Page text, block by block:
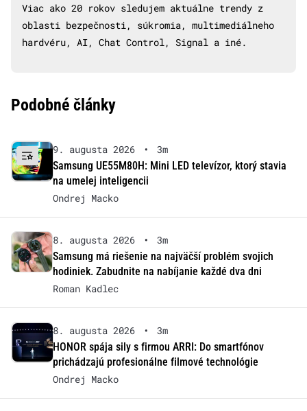
Viac ako 20 rokov sledujem aktuálne trendy z
oblasti bezpečnosti, súkromia, multimediálneho
hardvéru, AI, Chat Control, Signal a iné.
Podobné články
9. augusta 2026 •
3m
Samsung UE55M80H: Mini LED televízor, ktorý stavia
na umelej inteligencii
Ondrej Macko
8. augusta 2026 •
3m
Samsung má riešenie na najväčší problém svojich
hodiniek. Zabudnite na nabíjanie každé dva dni
Roman Kadlec
8. augusta 2026 •
3m
HONOR spája sily s firmou ARRI: Do smartfónov
prichádzajú profesionálne filmové technológie
Ondrej Macko